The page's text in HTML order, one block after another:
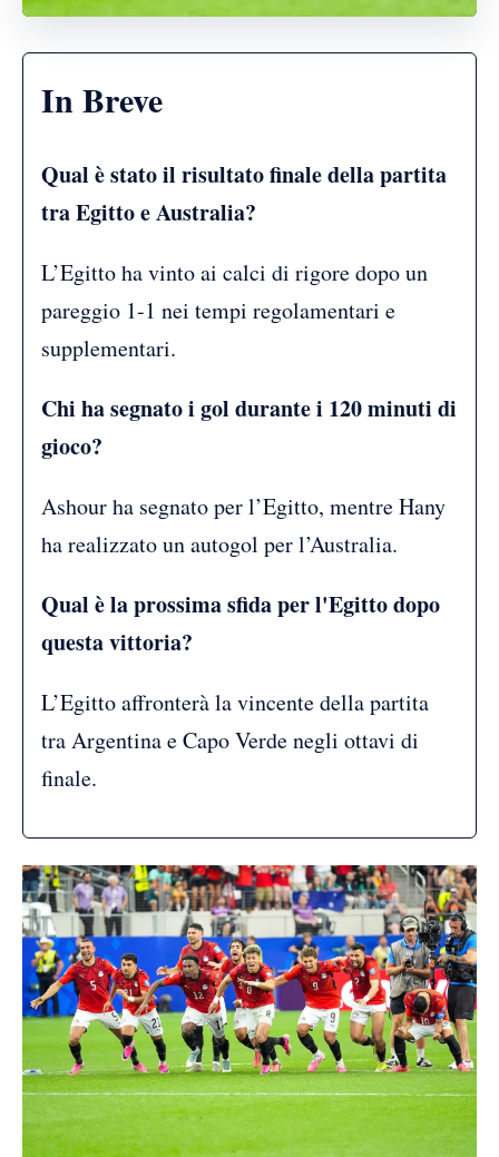
In Breve
Qual è stato il risultato finale della partita
tra Egitto e Australia?
L’Egitto ha vinto ai calci di rigore dopo un
pareggio 1-1 nei tempi regolamentari e
supplementari.
Chi ha segnato i gol durante i 120 minuti di
gioco?
Ashour ha segnato per l’Egitto, mentre Hany
ha realizzato un autogol per l’Australia.
Qual è la prossima sfida per l'Egitto dopo
questa vittoria?
L’Egitto affronterà la vincente della partita
tra Argentina e Capo Verde negli ottavi di
finale.